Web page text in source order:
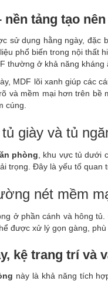
nền tảng tạo
sử dụng hằng ngày, đặc
liệu phổ biến trong nội thất
thường ở khả năng
MDF lõi xanh giúp các
và mềm mại hơn trên
cúng.
giày và tủ
phòng , khu vực tủ dưới
trọng. Đây là yếu tố
nét mềm
ở phần cánh và hông
được xử lý gọn gàng,
kệ trang trí và
này là khả năng tích